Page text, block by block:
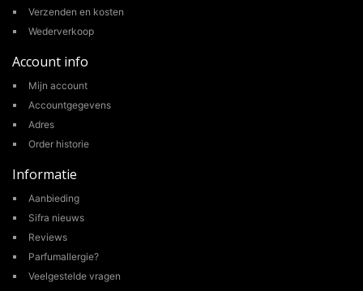
Verzenden en kosten
Wederverkoop
Account info
Mijn account
Accountgegevens
Adres
Order historie
Informatie
Aanbieding
Sifra nieuws
Reviews
Parfumallergie?
Veelgestelde vragen